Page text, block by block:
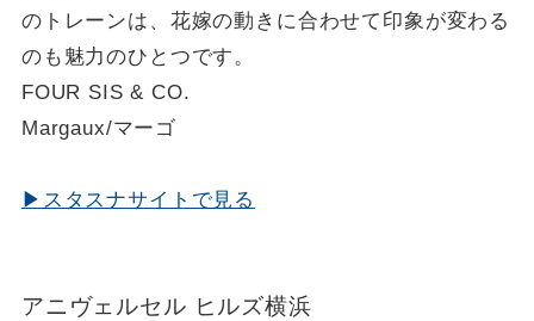
のトレーンは、花嫁の動きに合わせて印象が変わる
のも魅力のひとつです。
FOUR SIS & CO.
Margaux/マーゴ
▶スタスナサイトで見る
アニヴェルセル ヒルズ横浜